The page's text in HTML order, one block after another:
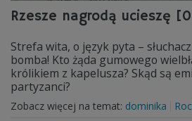
Rzesze nagrodą ucieszę
Strefa wita, o język pyta –
bomba! Kto żąda gumowego
królikiem z kapelusza? Skąd są
partyzanci?
Zobacz więcej na temat: dominika